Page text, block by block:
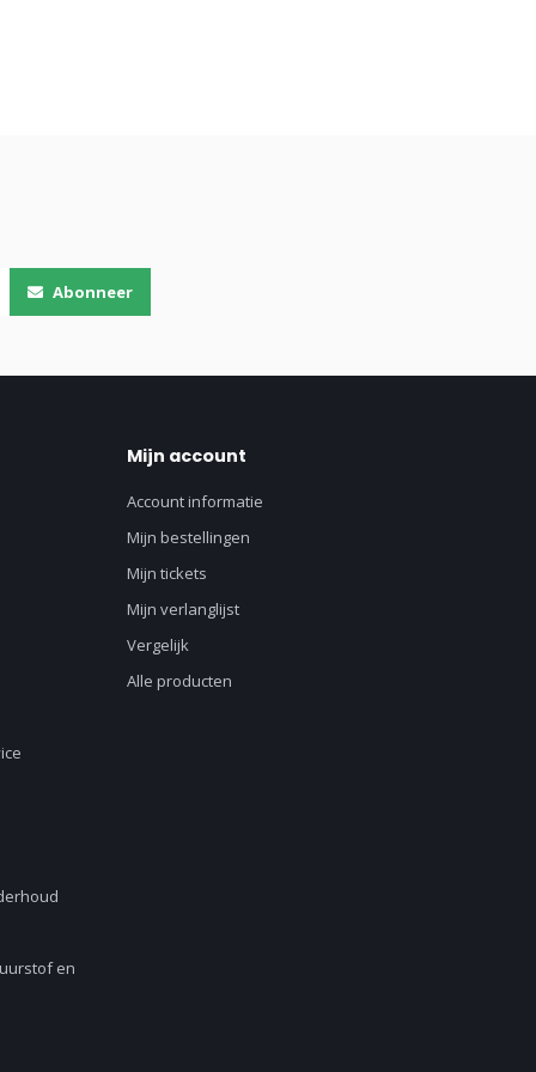
Abonneer
en
Mijn account
Account informatie
Mijn bestellingen
Mijn tickets
Mijn verlanglijst
Vergelijk
Alle producten